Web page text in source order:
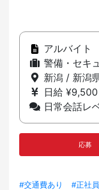
アルバイト
警備・セキ
新潟 / 新潟
日給 ¥9,500
日常会話レ
応募
#交通費あり #正社